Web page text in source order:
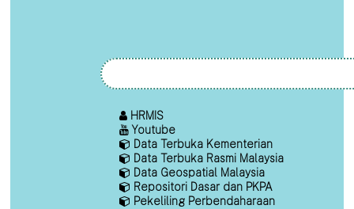
HRMIS
Youtube
Data Terbuka Kementerian
Data Terbuka Rasmi Malaysia
Data Geospatial Malaysia
Repositori Dasar dan PKPA
Pekeliling Perbendaharaan